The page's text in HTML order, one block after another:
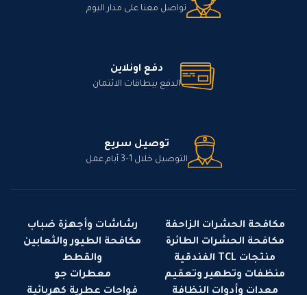
تواصل معنا على مدار اليوم
دفع اونلاين
الدفع ببطاقات الائتمان
توصيل سريع
التوصيل خلال 1–3 أيام عمل
مكافحة الحشرات الزاحفة
مكافحة الحشرات الطائرة
منتجات TCL الفندقية
منظفات وتطهير وتعقيم
معدات وأدوات النظافة
رشاشات وأجهزة ضباب
مكافحة الطيور والثعابين
والقطط
معطرات جو
فواحات عطرية كهربائية